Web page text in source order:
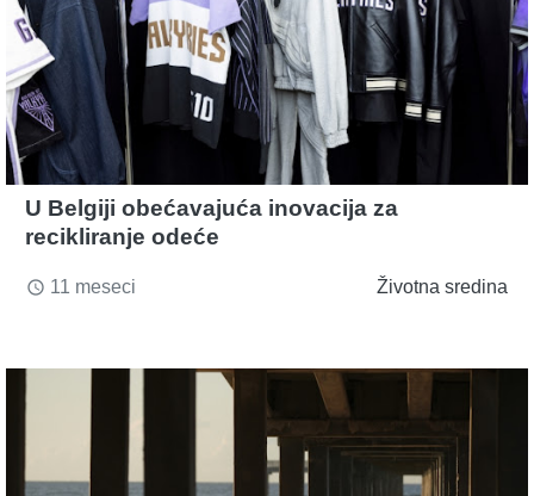
U Belgiji obećavajuća inovacija za
recikliranje odeće
access_time 11 meseci Životna sredina